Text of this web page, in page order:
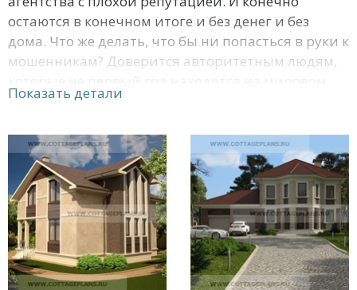
остаются в конечном итоге и без денег и без
дома. Что же делать, что бы ни попасться в руки к
мошенникам? Доверится авторитетным людям,
рынке. Таким агентством являемся мы. В наших
готовых проектов домов с верандой и террасой
под вторым этажом. Наше агентство предлагает
Вам новую услугу, такую что Вы сами будите
участвовать в создании проекта Вашего дома с
нашими архитекторами. Благодаря этому Вы
будете изначально контролировать свои
расходы.
После создания проекта одной из главных задач
Показать детали